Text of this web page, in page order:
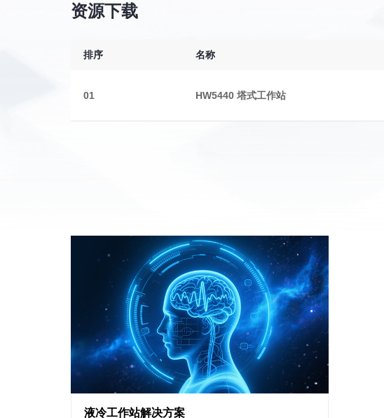
资源下载
排序 名称
01 HW5440 塔式工作站
液冷工作站解决方案